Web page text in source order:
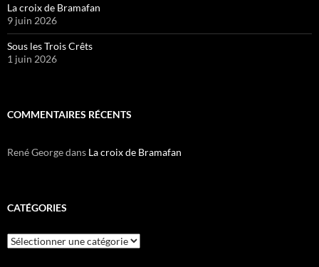
La croix de Bramafan
9 juin 2026
Sous les Trois Crêts
1 juin 2026
COMMENTAIRES RÉCENTS
René Georgedans La croix de Bramafan
CATÉGORIES
Catégories